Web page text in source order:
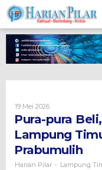
Skip
to
content
19 Mei 2026Oleh
Pilar
Pura-pura
Lampung
Prabumulih
Harian Pilar - Lampung